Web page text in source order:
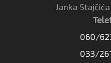
Janka
060/
033/